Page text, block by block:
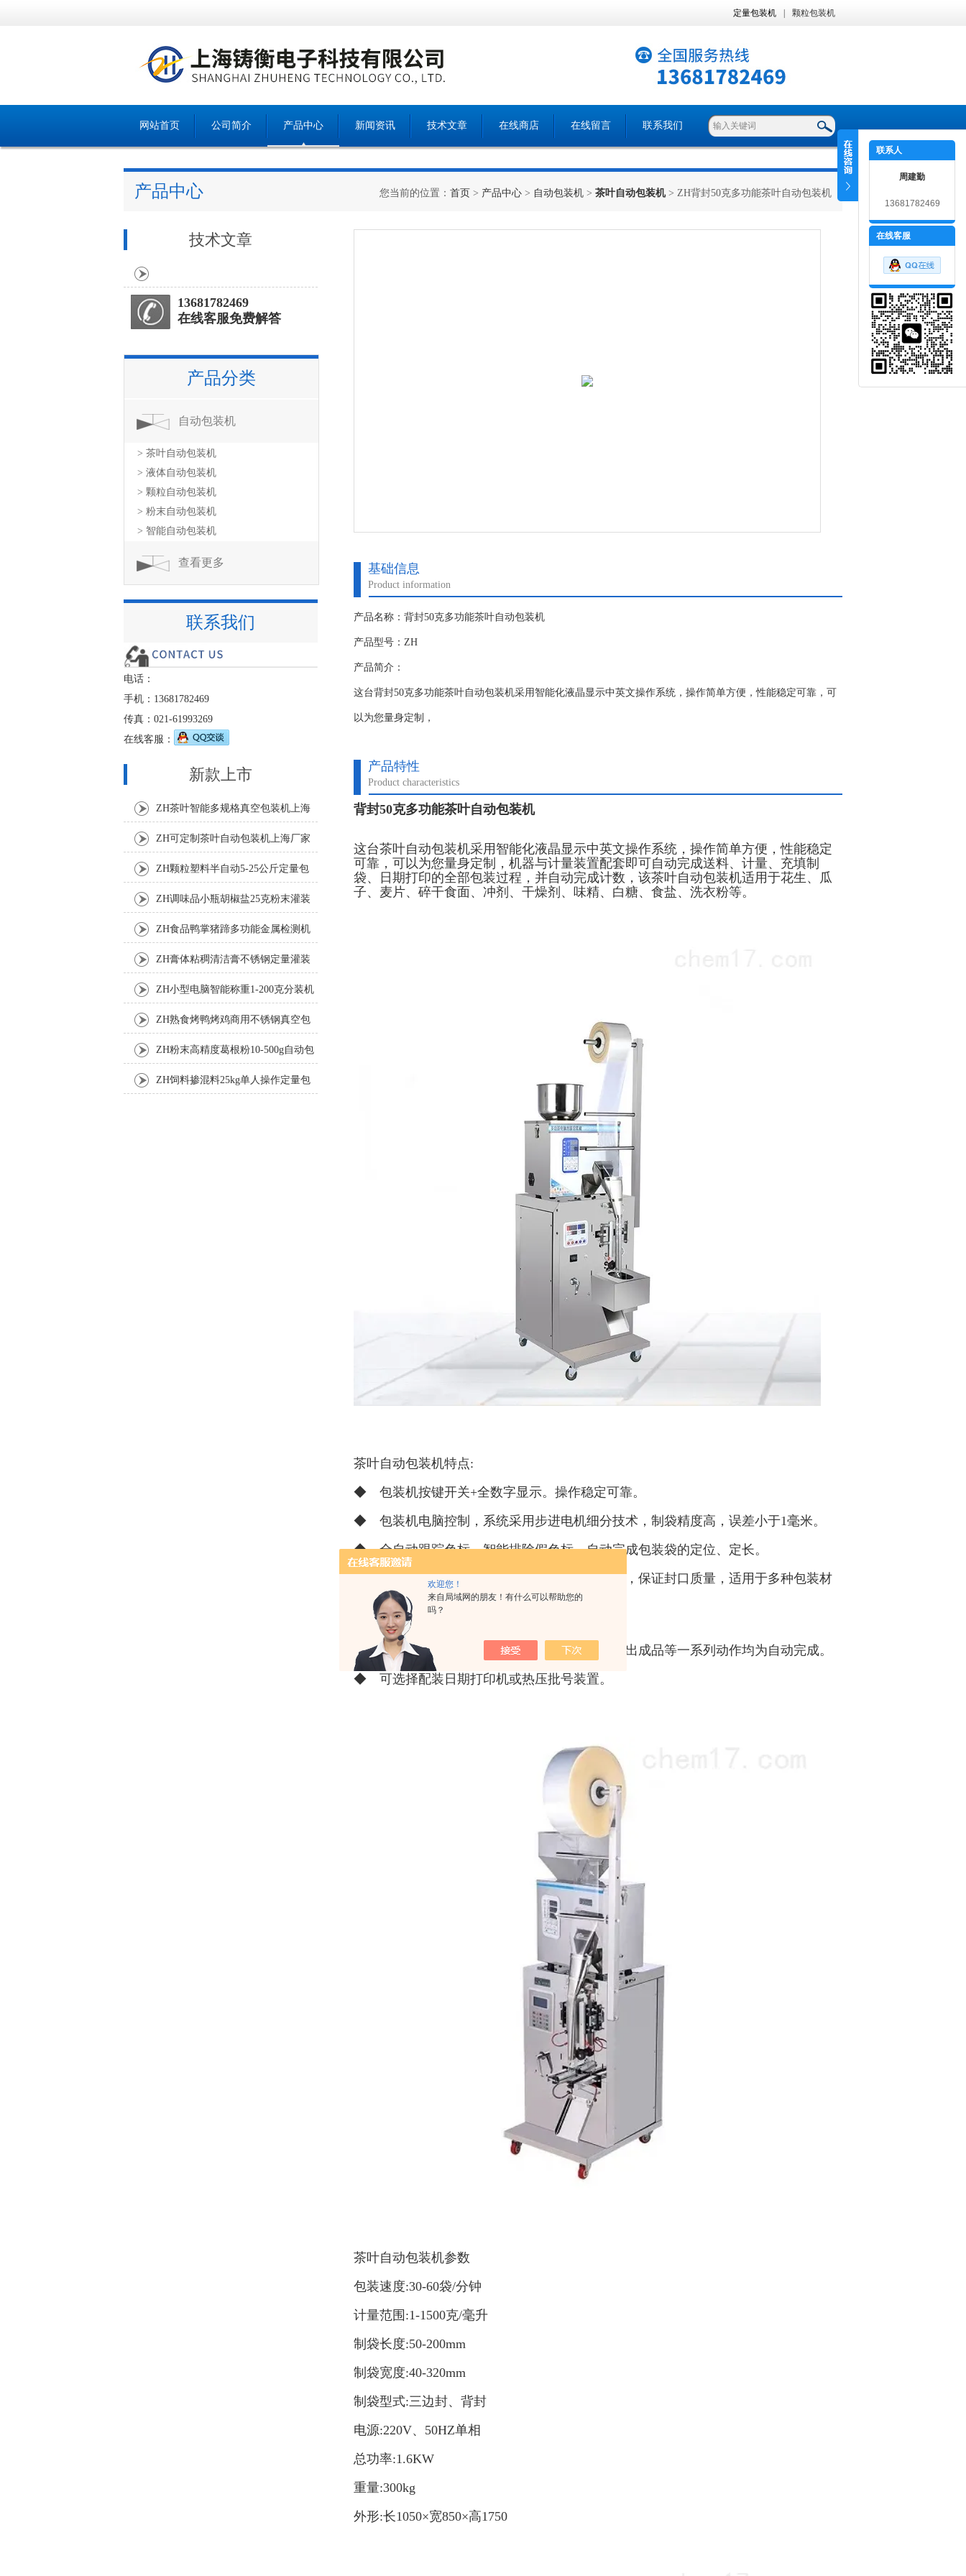
欢迎您！
来自局域网的朋友！有什么可以帮助您的
吗？
定量包装机 颗粒包装机
网站首页 公司简介 产品中心 新闻资讯 技术文章 在线商店 在线留言 联系我们
产品中心 您当前的位置： 首页 > 产品中心 > 自动包装机 > 茶叶自动包装机> ZH背封50克多功能茶叶自动包装机
基础信息
Product information
产品名称：背封50克多功能茶叶自动包装机
产品型号：ZH
产品简介：
这台背封50克多功能茶叶自动包装机采用智能化液晶显示中英文操作系统，操作简单方便，性能稳定可靠，可
以为您量身定制，
产品特性
Product characteristics
背封50克多功能茶叶自动包装机
这台茶叶自动包装机采用智能化液晶显示中英文操作系统，操作简单方便，性能稳定
可靠，可以为您量身定制，机器与计量装置配套即可自动完成送料、计量、充填制
袋、日期打印的全部包装过程，并自动完成计数，该茶叶自动包装机适用于花生、瓜
子、麦片、碎干食面、冲剂、干燥剂、味精、白糖、食盐、洗衣粉等。
茶叶自动包装机特点:
◆ 包装机按键开关+全数字显示。操作稳定可靠。
◆ 包装机电脑控制，系统采用步进电机细分技术，制袋精度高，误差小于1毫米。
◆ 全自动跟踪色标，智能排除假色标，自动完成包装袋的定位、定长。
◆ 热封双路控温，智能温度控制，热平衡良好，保证封口质量，适用于多种包装材
料。
◆ 智能型光电色标定位控制系统。
◆ 性能：制袋、充填、计数、封合、分切、输出成品等一系列动作均为自动完成。
◆ 可选择配装日期打印机或热压批号装置。
茶叶自动包装机参数
包装速度:30-60袋/分钟
计量范围:1-1500克/毫升
制袋长度:50-200mm
制袋宽度:40-320mm
制袋型式:三边封、背封
电源:220V、50HZ单相
总功率:1.6KW
重量:300kg
外形:长1050×宽850×高1750
技术文章
13681782469
在线客服免费解答
产品分类
自动包装机
> 茶叶自动包装机
> 液体自动包装机
> 颗粒自动包装机
> 粉末自动包装机
> 智能自动包装机
查看更多
联系我们
电话：
手机：13681782469
传真：021-61993269
在线客服：
新款上市
ZH茶叶智能多规格真空包装机上海
厂家 ZH可定制茶叶自动包装机上海厂家
ZH颗粒塑料半自动5-25公斤定量包
装机 ZH调味品小瓶胡椒盐25克粉末灌装
ZH食品鸭掌猪蹄多功能金属检测机
ZH膏体粘稠清洁膏不锈钢定量灌装
机厂家 ZH小型电脑智能称重1-200克分装机
ZH熟食烤鸭烤鸡商用不锈钢真空包
装机 ZH粉末高精度葛根粉10-500g自动包
装机 ZH饲料掺混料25kg单人操作定量包
联系人
周建勤
13681782469
在线客服